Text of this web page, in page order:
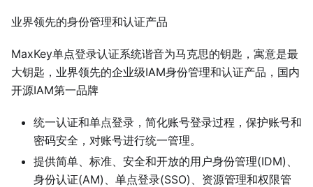
业界领先的身份管理和认证产品
MaxKey单点登录认证系统谐音为马克思的钥匙，寓意是最
大钥匙，业界领先的企业级IAM身份管理和认证产品，国内
开源IAM第一品牌
统一认证和单点登录，简化账号登录过程，保护账号和
密码安全，对账号进行统一管理。
提供简单、标准、安全和开放的用户身份管理(IDM)、
身份认证(AM)、单点登录(SSO)、资源管理和权限管